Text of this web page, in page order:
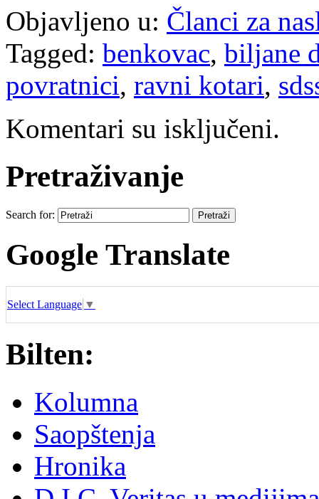
Objavljeno u: Članci za
Tagged: benkovac, biljane
povratnici, ravni kotari,
Komentari su isključeni.
Pretraživanje
Search for:
Google Translate
Select Language ▼
Bilten:
Kolumna
Saopštenja
Hronika